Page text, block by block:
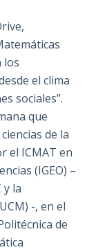
los
el clima
sociales”.
que
de la
el ICMAT en
(IGEO) –
y la
-, en el
de